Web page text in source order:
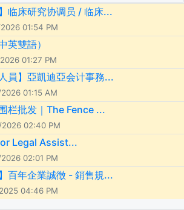
临床研究协调员 / 临床...
01:54 PM
英雙語）
01:27 PM
員】亞凱迪亞会计事務...
01:15 AM
栏批发｜The Fence ...
02:40 PM
Legal Assist...
02:01 PM
百年企業誠徵 - 銷售規...
04:46 PM